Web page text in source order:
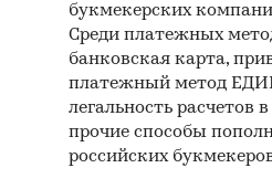
букмекерских
Среди платежных
банковская карта,
платежный метод
легальность расчетов
прочие способы
российских